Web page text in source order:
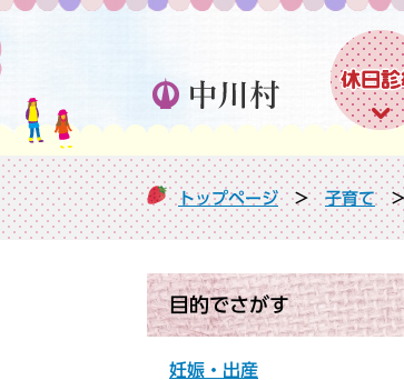
ペ
ー
ジ
で
す
。
メ
ニ
ュ
ば
し
て
トップページ > 子育て
目的でさがす
妊娠・出産